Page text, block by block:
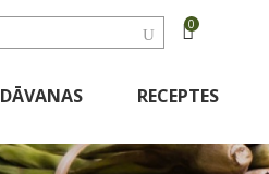
0
DĀVANAS RECEPTES